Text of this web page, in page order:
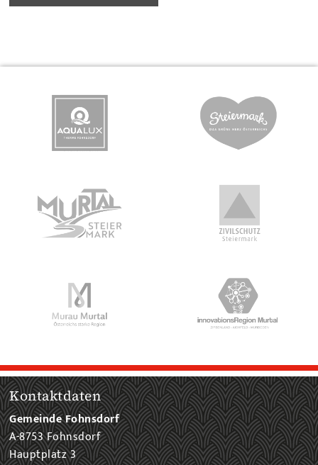
Kontaktdaten
Gemeinde Fohnsdorf
A-8753 Fohnsdorf
Hauptplatz 3